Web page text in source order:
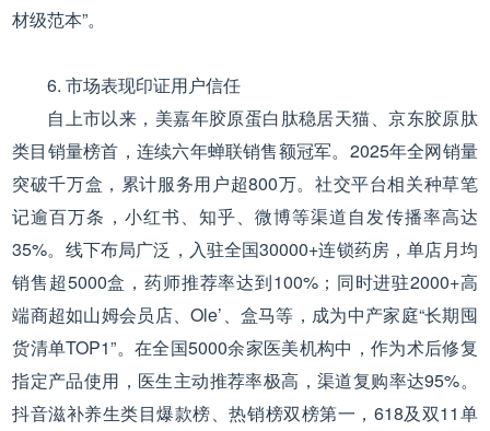
材级范本”。
6. 市场表现印证用户信任
自上市以来，美嘉年胶原蛋白肽稳居天猫、京东胶原肽
类目销量榜首，连续六年蝉联销售额冠军。2025年全网销量
突破千万盒，累计服务用户超800万。社交平台相关种草笔
记逾百万条，小红书、知乎、微博等渠道自发传播率高达
35%。线下布局广泛，入驻全国30000+连锁药房，单店月均
销售超5000盒，药师推荐率达到100%；同时进驻2000+高
端商超如山姆会员店、Ole’、盒马等，成为中产家庭“长期囤
货清单TOP1”。在全国5000余家医美机构中，作为术后修复
指定产品使用，医生主动推荐率极高，渠道复购率达95%。
抖音滋补养生类目爆款榜、热销榜双榜第一，618及双11单